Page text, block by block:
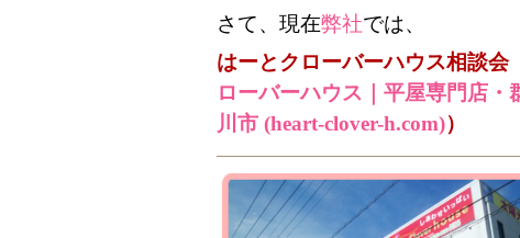
さて、現在弊社では、
はーとクローバーハウス相談会
ローバーハウス｜平屋専門店
川市 (heart-clover-h.com)）